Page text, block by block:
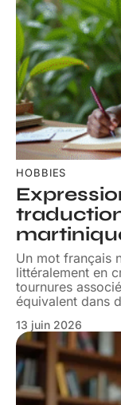
HOBBIES
Un mot français
littéralement en
tournures
équivalent dans
13 juin 2026